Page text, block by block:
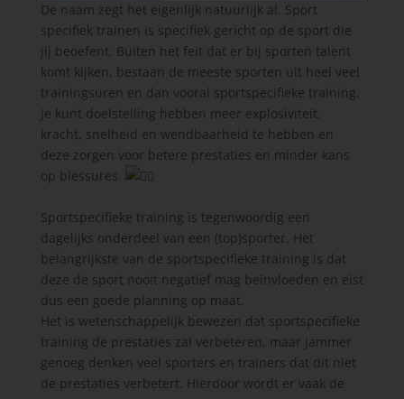
De naam zegt het eigenlijk natuurlijk al. Sport
specifiek trainen is specifiek gericht op de sport die
jij beoefent. Buiten het feit dat er bij sporten talent
komt kijken, bestaan de meeste sporten uit heel veel
trainingsuren en dan vooral sportspecifieke training.
Je kunt doelstelling hebben meer explosiviteit,
kracht, snelheid en wendbaarheid te hebben en
deze zorgen voor betere prestaties en minder kans
op blessures.
Sportspecifieke training is tegenwoordig een
dagelijks onderdeel van een (top)sporter. Het
belangrijkste van de sportspecifieke training is dat
deze de sport nooit negatief mag beïnvloeden en eist
dus een goede planning op maat.
Het is wetenschappelijk bewezen dat sportspecifieke
training de prestaties zal verbeteren, maar jammer
genoeg denken veel sporters en trainers dat dit niet
de prestaties verbetert. Hierdoor wordt er vaak de